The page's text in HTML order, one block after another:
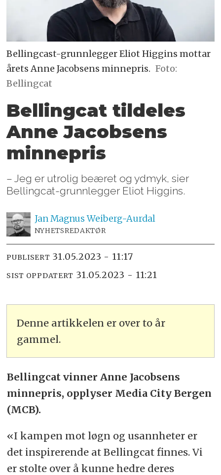
Bellingcast-grunnlegger Eliot Higgins mottar
årets Anne Jacobsens minnepris. Foto:
Bellingcat
Bellingcat tildeles
Anne Jacobsens
minnepris
– Jeg er utrolig beæret og ydmyk, sier
Bellingcat-grunnlegger Eliot Higgins.
Jan Magnus Weiberg-Aurdal
NYHETSREDAKTØR
PUBLISERT 31.05.2023 - 11:17
SIST OPPDATERT 31.05.2023 - 11:21
Denne artikkelen er over to år
gammel.
Bellingcat vinner Anne Jacobsens
minnepris, opplyser Media City Bergen
(MCB).
«I kampen mot løgn og usannheter er
det inspirerende at Bellingcat finnes. Vi
er stolte over å kunne hedre deres